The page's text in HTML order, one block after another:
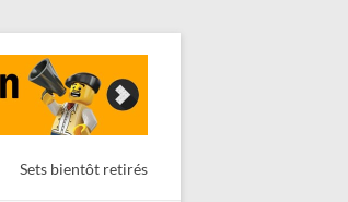
Sets bientôt retirés